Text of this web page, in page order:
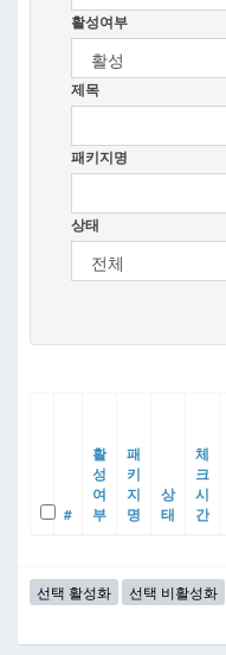
활성여부
제목
패키지명
상태
#
활
성
여
부
패
키
지
명
상
태
체
크
시
간